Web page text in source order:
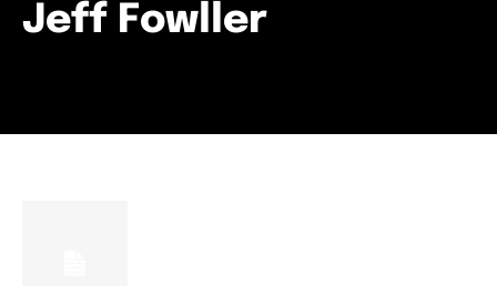
Jeff Fowller